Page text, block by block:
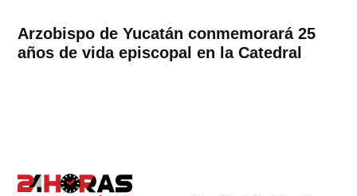
Arzobispo de Yucatán conmemorará 25
años de vida episcopal en la Catedral